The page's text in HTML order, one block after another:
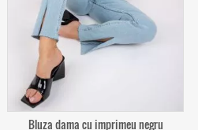
Bluza dama cu imprimeu negru